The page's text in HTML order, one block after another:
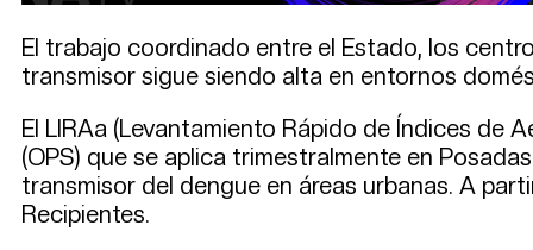
El trabajo coordinado entre el Estado, los
transmisor sigue siendo alta en entornos
El LIRAa (Levantamiento Rápido de Índices de
(OPS) que se aplica trimestralmente en
transmisor del dengue en áreas urbanas. A
Recipientes.